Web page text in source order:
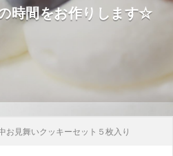
時間をお作りします☆
お見舞いクッキーセット５枚入り